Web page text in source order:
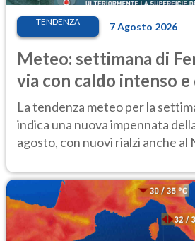
TENDENZA 7 Agosto 2026
Meteo: settimana di
via con caldo intenso e
temporale
La tendenza meteo per la
indica una nuova impennata
agosto, con nuovi rialzi anche al